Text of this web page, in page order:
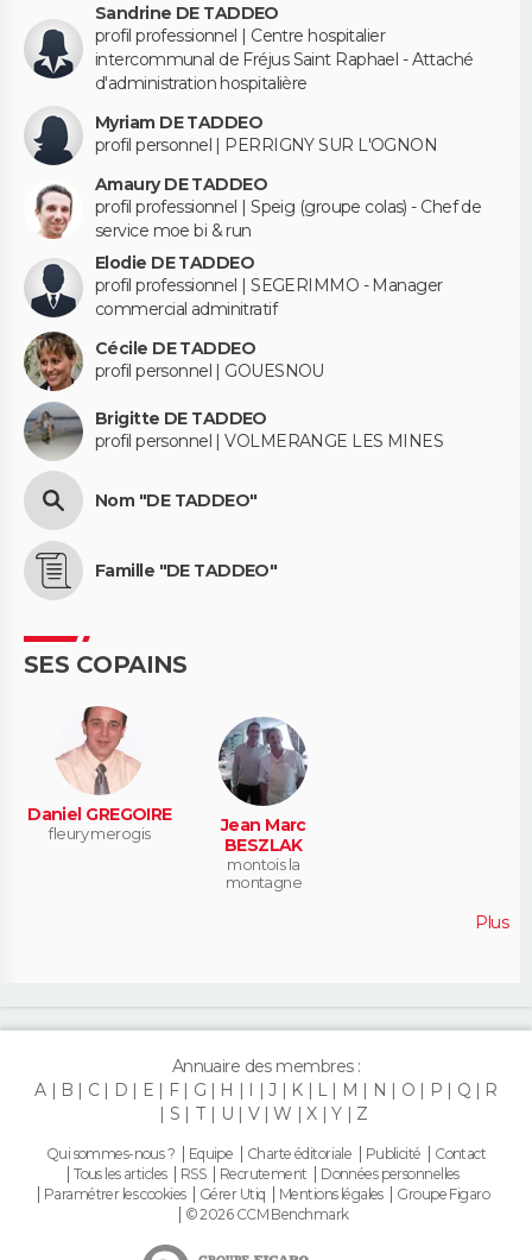
Sandrine DE TADDEO
profil professionnel | Centre hospitalier
intercommunal de Fréjus Saint Raphael - Attaché
d'administration hospitalière
Myriam DE TADDEO
profil personnel | PERRIGNY SUR L'OGNON
Amaury DE TADDEO
profil professionnel | Speig (groupe colas) - Chef de
service moe bi & run
Elodie DE TADDEO
profil professionnel | SEGERIMMO - Manager
commercial adminitratif
Cécile DE TADDEO
profil personnel | GOUESNOU
Brigitte DE TADDEO
profil personnel | VOLMERANGE LES MINES
Nom "DE TADDEO"
Famille "DE TADDEO"
SES COPAINS
Daniel GREGOIRE
fleury merogis
Jean Marc
BESZLAK
montois la
montagne
Plus
Annuaire des membres :
A
B C D E F G H I J K L M N O P Q
R
S
T U V W X Y Z
Qui sommes-nous ? Equipe Charte éditoriale Publicité
Contact
Tous les articles
RSS Recrutement
Données personnelles
Paramétrer les cookies
Gérer Utiq Mentions légales
Groupe Figaro
© 2026 CCM Benchmark